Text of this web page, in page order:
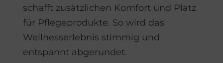
schafft zusätzlichen Komfort und Platz
für Pflegeprodukte. So wird das
Wellnesserlebnis stimmig und
entspannt abgerundet.